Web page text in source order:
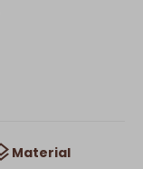
Material